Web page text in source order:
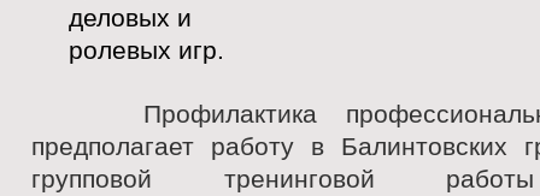
деловых и
ролевых игр.
Профилактика
предполагает работу в Балинтовских
групповой тренинговой